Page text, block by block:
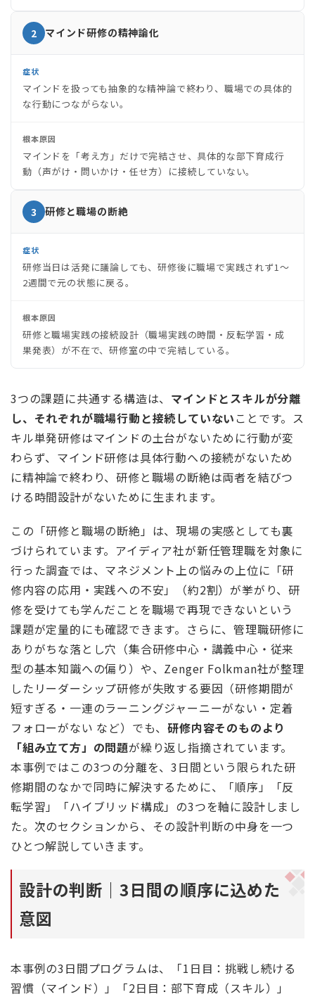
2 マインド研修の精神論化
症状
マインドを扱っても抽象的な精神論で終わり、職場での具体的
な行動につながらない。
根本原因
マインドを「考え方」だけで完結させ、具体的な部下育成行
動（声がけ・問いかけ・任せ方）に接続していない。
3 研修と職場の断絶
症状
研修当日は活発に議論しても、研修後に職場で実践されず1〜
2週間で元の状態に戻る。
根本原因
研修と職場実践の接続設計（職場実践の時間・反転学習・成
果発表）が不在で、研修室の中で完結している。
3つの課題に共通する構造は、 マインドとスキルが分離
し、それぞれが職場行動と接続していない ことです。ス
キル単発研修はマインドの土台がないために行動が変
わらず、マインド研修は具体行動への接続がないため
に精神論で終わり、研修と職場の断絶は両者を結びつ
ける時間設計がないために生まれます。
この「研修と職場の断絶」は、現場の実感としても裏
づけられています。アイディア社が新任管理職を対象に
行った調査では、マネジメント上の悩みの上位に「研
修内容の応用・実践への不安」（約2割）が挙がり、研
修を受けても学んだことを職場で再現できないという
課題が定量的にも確認できます。さらに、管理職研修に
ありがちな落とし穴（集合研修中心・講義中心・従来
型の基本知識への偏り）や、Zenger Folkman社が整理
したリーダーシップ研修が失敗する要因（研修期間が
短すぎる・一連のラーニングジャーニーがない・定着
フォローがない など）でも、研修内容そのものより
「組み立て方」の問題が繰り返し指摘されています。
本事例ではこの3つの分離を、3日間という限られた研
修期間のなかで同時に解決するために、「順序」「反
転学習」「ハイブリッド構成」の3つを軸に設計しまし
た。次のセクションから、その設計判断の中身を一つ
ひとつ解説していきます。
設計の判断｜3日間の順序に込めた
意図
本事例の3日間プログラムは、「1日目：挑戦し続ける
習慣（マインド）」「2日目：部下育成（スキル）」